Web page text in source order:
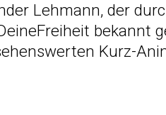
Lehmann, der
bekannt
Kurz-